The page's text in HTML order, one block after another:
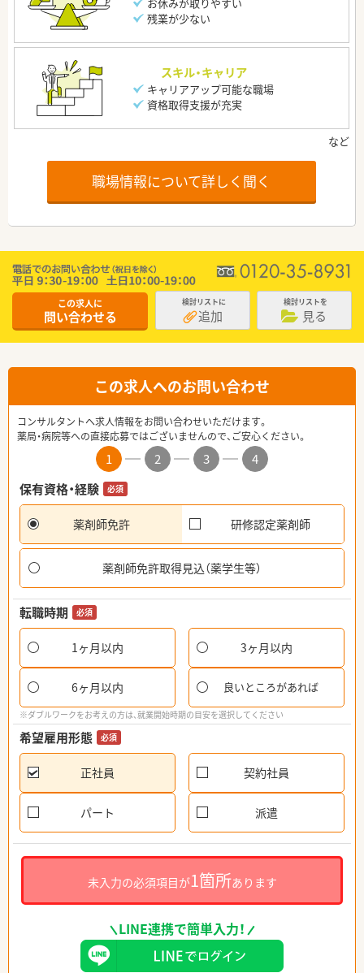
残業が少ない
スキル・キャリア
キャリアアップ可能な職場
資格取得支援が充実
職場情報について詳しく聞く
この求人に
問い合わせる
検討リストに
追加
検討リストを
見る
この求人へのお問い合わせ
コンサルタントへ求人情報をお問い合わせいただけます。
薬局・病院等への直接応募ではございませんので、ご安心ください。
1 2 3
4
保有資格・経験
必須
薬剤師免許 研修認定薬剤師
薬剤師免許取得見込（薬学生等）
転職時期 必須
1ヶ月以内 3ヶ月以内
6ヶ月以内 良いところがあれば
※ダブルワークをお考えの方は、就業開始時期の目安を選択してください
希望雇用形態 必須
正社員 契約社員
パート 派遣
未入力の必須項目が1箇所あります
LINE連携で簡単入力！